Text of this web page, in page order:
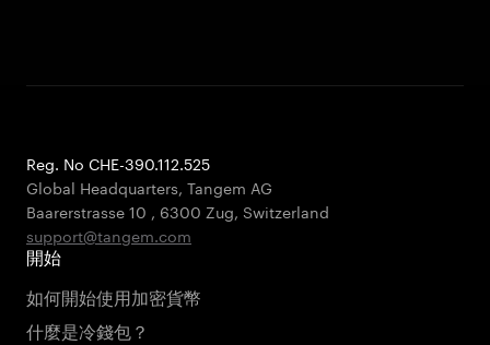
Reg. No CHE-390.112.525
Global Headquarters, Tangem AG
Baarerstrasse 10 , 6300 Zug, Switzerland
support@tangem.com
開始
如何開始使用加密貨幣
什麼是冷錢包？